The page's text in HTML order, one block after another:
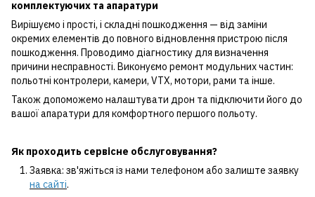
комплектуючих та апаратури
Вирішуємо і прості, і складні пошкодження — від заміни
окремих елементів до повного відновлення пристрою після
пошкодження. Проводимо діагностику для визначення
причини несправності. Виконуємо ремонт модульних частин:
польотні контролери, камери, VTX, мотори, рами та інше.
Також допоможемо налаштувати дрон та підключити його до
вашої апаратури для комфортного першого польоту.
Як проходить сервісне обслуговування?
Заявка: зв'яжіться із нами телефоном або залиште заявку
на сайті.